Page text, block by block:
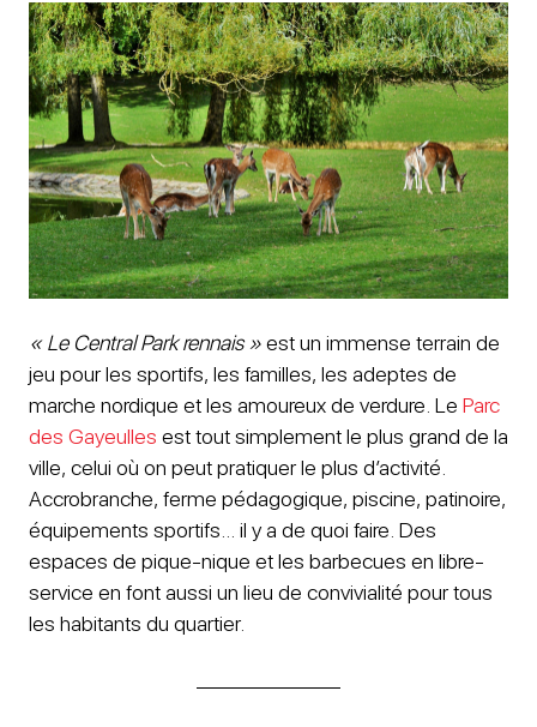
« Le Central Park rennais »est un immense terrain de
jeu pour les sportifs, les familles, les adeptes de
marche nordique et les amoureux de verdure. Le Parc
des Gayeulles est tout simplement le plus grand de la
ville, celui où on peut pratiquer le plus d’activité.
Accrobranche, ferme pédagogique, piscine, patinoire,
équipements sportifs… il y a de quoi faire. Des
espaces de pique-nique et les barbecues en libre-
service en font aussi un lieu de convivialité pour tous
les habitants du quartier.